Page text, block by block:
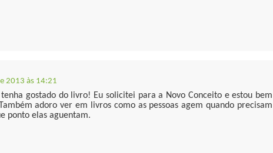
2013 às 14:21
gostado do livro! Eu solicitei para a Novo Conceito e estou bem
adoro ver em livros como as pessoas agem quando precisam
ponto elas aguentam.